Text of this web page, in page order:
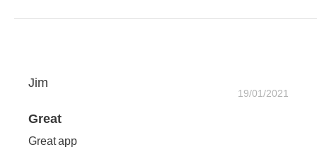
Jim
19/01/2021
Great
Great app